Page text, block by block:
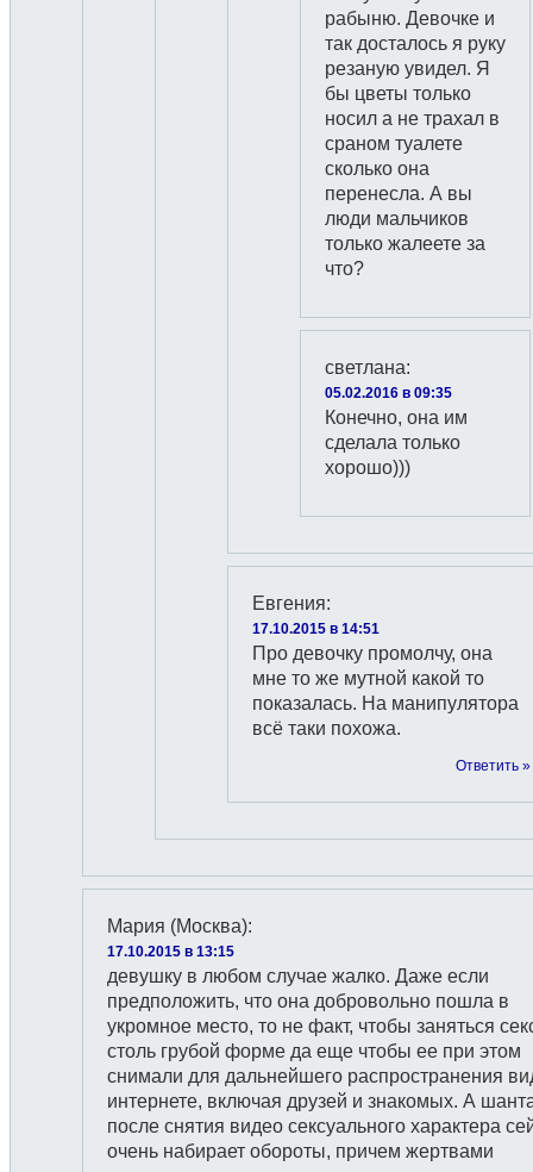
рабыню. Девочке и
так досталось я руку
резаную увидел. Я
бы цветы только
носил а не трахал в
сраном туалете
сколько она
перенесла. А вы
люди мальчиков
только жалеете за
что?
светлана:
05.02.2016 в 09:35
Конечно, она им
сделала только
хорошо)))
Евгения:
17.10.2015 в 14:51
Про девочку промолчу, она
мне то же мутной какой то
показалась. На манипулятора
всё таки похожа.
Ответить »
Мария (Москва):
17.10.2015 в 13:15
девушку в любом случае жалко. Даже если
предположить, что она добровольно пошла в
укромное место, то не факт, чтобы заняться
столь грубой форме да еще чтобы ее при этом
снимали для дальнейшего распространения
интернете, включая друзей и знакомых. А
после снятия видео сексуального характера
очень набирает обороты, причем жертвами